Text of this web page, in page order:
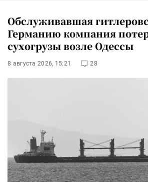
Обслуживавшая
Германию компания
сухогрузы возле Одессы
8 августа 2026, 15:21 28